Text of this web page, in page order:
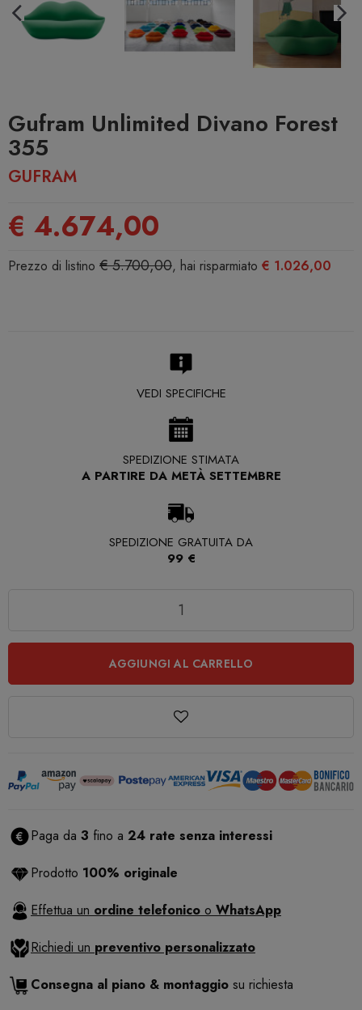
Gufram Unlimited Divano Forest
355
GUFRAM
€ 4.674,00
Prezzo di listino € 5.700,00, hai risparmiato € 1.026,00
VEDI SPECIFICHE
SPEDIZIONE STIMATA
A PARTIRE DA METÀ SETTEMBRE
SPEDIZIONE GRATUITA DA
99 €
AGGIUNGI AL CARRELLO
Paga da 3 fino a 24 rate senza interessi
Prodotto 100% originale
Effettua un ordine telefonico o WhatsApp
Richiedi un preventivo personalizzato
Consegna al piano & montaggio su richiesta